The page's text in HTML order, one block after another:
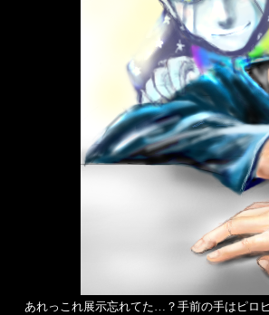
あれっこれ展示忘れてた…？手前の手はピロ